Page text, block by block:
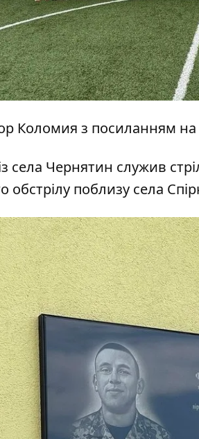
Коломия з посиланням на
села Чернятин служив
обстрілу поблизу села